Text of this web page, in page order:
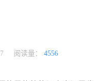
阅读量： 4556